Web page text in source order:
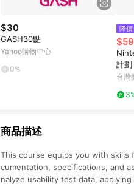
$30
GASH30點
Yahoo購物中心
0%
降價
計劃
買】
台灣
商品描述
This course equips you with skills
cumentation, specifications, and
nalyze usability test data,